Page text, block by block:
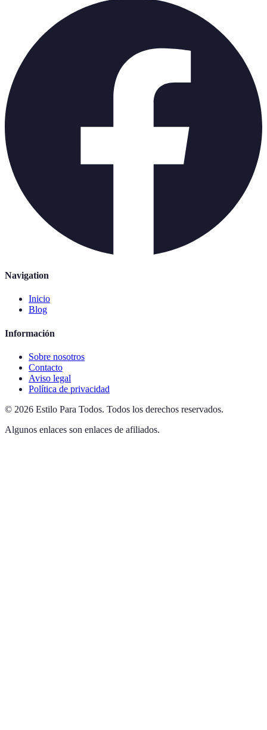
Navigation
Inicio
Blog
Información
Sobre nosotros
Contacto
Aviso legal
Política de privacidad
© 2026 Estilo Para Todos. Todos los derechos reservados.
Algunos enlaces son enlaces de afiliados.